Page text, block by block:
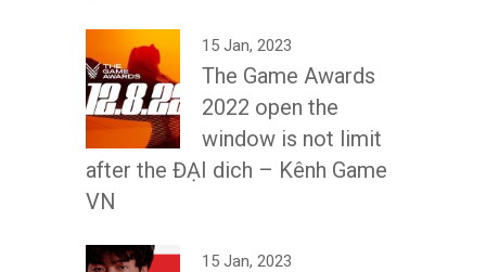
15 Jan, 2023
The Game Awards
2022 open the
window is not limit
after the ĐẠI dich – Kênh Game
VN
15 Jan, 2023